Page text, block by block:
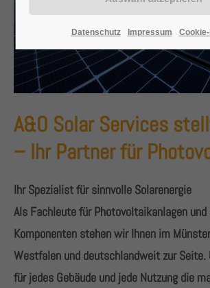
Support
24h/ 365days
Mon - Fri 8:00am - 5:00pm(GMT +1)
Get in touch
Cybersteel Inc.
376-293 City Road, Suite 600
A&O Solar Services
– Ihr Partner für
Ihr Spezialist für sinnvolle Solarenergie
Als Fachleute für Photovoltaikanlagen und
Komponenten stehen wir Ihnen im
Westfalen und deutschlandweit zur Seite.
für jedes Gebäude und jede Nutzung die
Datenschutz Impressum